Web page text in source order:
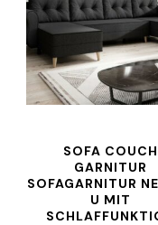
SOFA COUCH
GARNITUR
SOFAGARNITUR
U MIT